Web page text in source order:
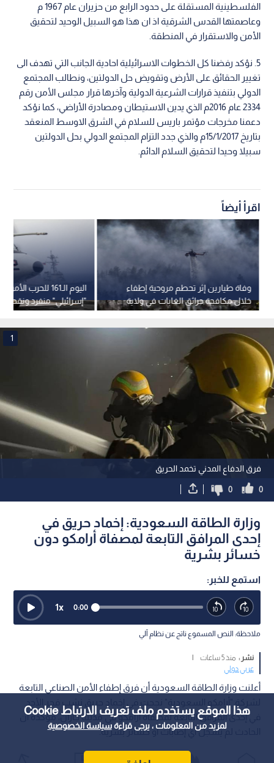
هذا الموقع يستخدم ملف تعريف الارتباط Cookie
لمزيد من المعلومات ، يرجى قراءةسياسة الخصوصية
الفلسطينية المستقلة على حدود الرابع من حزيران عام 1967 م
وعاصمتها القدس الشرقية اذ ان هذا هو السبيل الوحيد لتحقيق
الأمن والاستقرار في المنطقة.
5. نؤكد رفضنا كل الخطوات الاسرائيلية احادية الجانب التي تهدف الى
تغيير الحقائق على الأرض وتقويض حل الدولتين، ونطالب المجتمع
الدولي بتنفيذ قرارات الشرعية الدولية وآخرها قرار مجلس الأمن رقم
2334 عام 2016م الذي يدين الاستيطان ومصادرة الأراضي، كما نؤكد
دعمنا مخرجات مؤتمر باريس للسلام في الشرق الاوسط المنعقد
بتاريخ 15/1/2017م والذي جدد التزام المجتمع الدولي بحل الدولتين
سبيلا وحيدا لتحقيق السلام الدائم.
اقرأ أيضاً
اليوم الـ161 للحرب
"إسرائيلي" منفرد ونقص
الأمريكي
وفاة طيارين إثر تحطم مروحية إطفاء
خلال مكافحة حرائق الغابات في ولاية
يوتا الأمريكية
فرق الدفاع المدني تخمد الحريق
1
0
0
وزارة الطاقة السعودية: إخماد حريق في
إحدى المرافق التابعة لمصفاة أرامكو دون
خسائر بشرية
استمع للخبر:
0:00
1x
ملاحظة: النص المسموع ناتج عن نظام آلي
نشر : منذ 5 ساعات
|
عربي دولي
أعلنت وزارة الطاقة السعودية أن فرق إطفاء الأمن الصناعي التابعة
في إحدى المرافق التابعة لمصفاة أرامكو في مدينة جازان، مؤكدة أن
الحادث لم يسجل أي إصابات أو خسائر بشرية.